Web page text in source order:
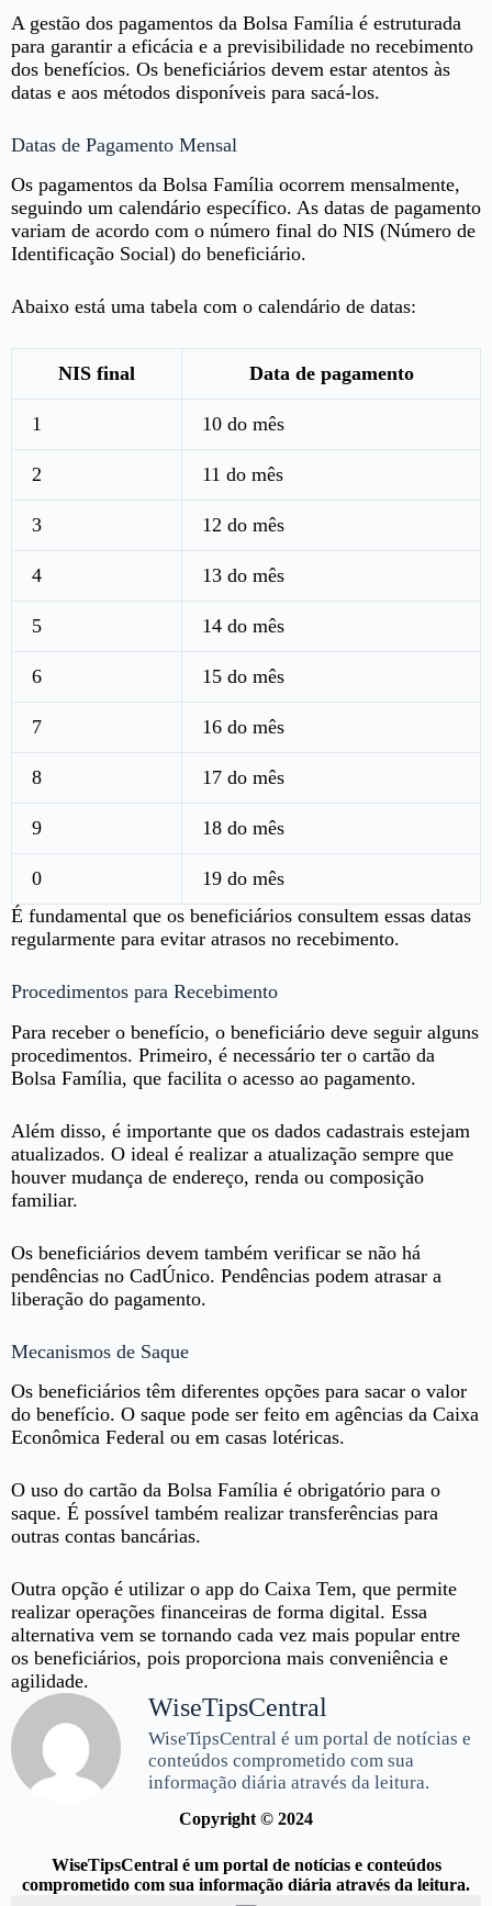
A gestão dos pagamentos da Bolsa Família é estruturada
para garantir a eficácia e a previsibilidade no recebimento
dos benefícios. Os beneficiários devem estar atentos às
datas e aos métodos disponíveis para sacá-los.
Datas de Pagamento Mensal
Os pagamentos da Bolsa Família ocorrem mensalmente,
seguindo um calendário específico. As datas de pagamento
variam de acordo com o número final do NIS (Número de
Identificação Social) do beneficiário.
Abaixo está uma tabela com o calendário de datas:
NIS final Data de pagamento
1 10 do mês
2 11 do mês
3 12 do mês
4 13 do mês
5 14 do mês
6 15 do mês
7 16 do mês
8 17 do mês
9 18 do mês
0
19 do mês
É fundamental que os beneficiários consultem essas datas
regularmente para evitar atrasos no recebimento.
Procedimentos para Recebimento
Para receber o benefício, o beneficiário deve seguir alguns
procedimentos. Primeiro, é necessário ter o cartão da
Bolsa Família, que facilita o acesso ao pagamento.
Além disso, é importante que os dados cadastrais estejam
atualizados. O ideal é realizar a atualização sempre que
houver mudança de endereço, renda ou composição
familiar.
Os beneficiários devem também verificar se não há
pendências no CadÚnico. Pendências podem atrasar a
liberação do pagamento.
Mecanismos de Saque
Os beneficiários têm diferentes opções para sacar o valor
do benefício. O saque pode ser feito em agências da Caixa
Econômica Federal ou em casas lotéricas.
O uso do cartão da Bolsa Família é obrigatório para o
saque. É possível também realizar transferências para
outras contas bancárias.
Outra opção é utilizar o app do Caixa Tem, que permite
realizar operações financeiras de forma digital. Essa
alternativa vem se tornando cada vez mais popular entre
os beneficiários, pois proporciona mais conveniência e
agilidade.
WiseTipsCentral
WiseTipsCentral é um portal de notícias e
conteúdos comprometido com sua
informação diária através da leitura.
Copyright © 2024
WiseTipsCentral é um portal de notícias e conteúdos
comprometido com sua informação diária através da leitura.